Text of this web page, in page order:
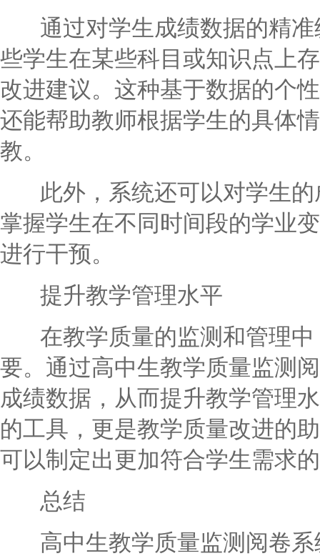
通过对学生成绩数据的精准
些学生在某些科目或知识点上
改进建议。这种基于数据的个
还能帮助教师根据学生的具体
教。
此外，系统还可以对学生的
掌握学生在不同时间段的学业
进行干预。
提升教学管理水平
在教学质量的监测和管理中
要。通过高中生教学质量监测
成绩数据，从而提升教学管理
的工具，更是教学质量改进的
可以制定出更加符合学生需求
总结
高中生教学质量监测阅卷系